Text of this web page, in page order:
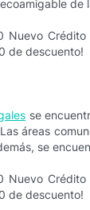
de
Nuevo
de descuento!
se
áreas
se
Nuevo
de descuento!